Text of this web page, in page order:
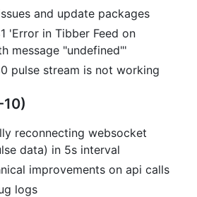
and update packages
'Error in Tibber Feed on
message "undefined"'
pulse stream is not working
reconnecting websocket
data) in 5s interval
improvements on api calls
logs